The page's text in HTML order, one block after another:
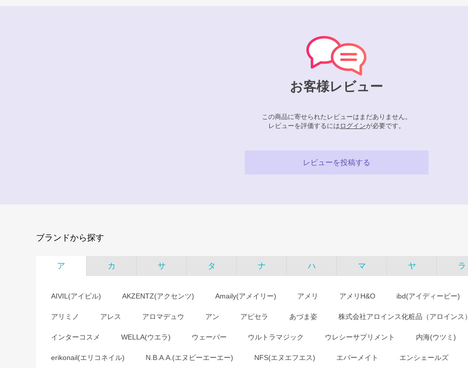
お客様レビュー
この商品に寄せられたレビューはまだありません。
レビューを評価するには ログインが必要です。
レビューを投稿する
ブランドから探す
ア カ サ タ ナ ハ マ ヤ ラ
AIVIL(アイビル) AKZENTZ(アクセンツ) Amaily(アメイリー) アメリ アメリH&O ibd(アイディービー)
アリミノ アレス アロマデュウ アン アピセラ あづま姿 株式会社アロインス化粧品（アロインス）
インターコスメ WELLA(ウエラ) ウェーバー ウルトラマジック ウレシーサプリメント 内海(ウツミ)
erikonail(エリコネイル) N.B.A.A.(エヌビーエーエー) NFS(エヌエフエス) エバーメイト エンシェールズ